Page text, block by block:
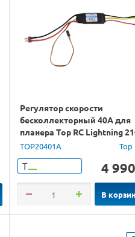
Регулятор скорости
бесколлекторный 40A для
планера Top RC Lightning
TOP20401A Top
Т 4 990
В